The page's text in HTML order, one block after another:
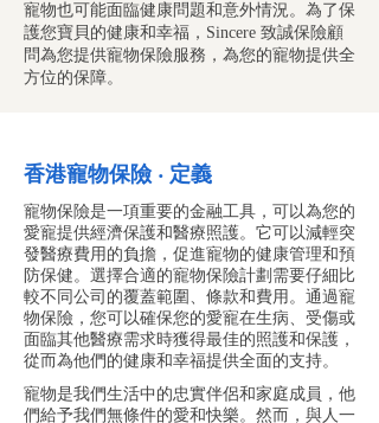
寵物也可能面臨健康問題和意外情況。為了保
護您寶貝的健康和幸福，Sincere 致誠保險顧
問為您提供寵物保險服務，為您的寵物提供全
方位的保障。
香港寵物保險 ‧ 定義
寵物保險是一項重要的金融工具，可以為您的
愛寵提供經濟保護和醫療照護。它可以減輕突
發醫療費用的負擔，促進寵物的健康管理和預
防保健。選擇合適的寵物保險計劃需要仔細比
較不同公司的覆蓋範圍、條款和費用。通過寵
物保險，您可以確保您的愛寵在生病、受傷或
面臨其他醫療需求時獲得最佳的照護和保護，
從而為他們的健康和幸福提供全面的支持。
寵物是我們生活中的忠實伴侶和家庭成員，他
們給予我們無條件的愛和快樂。然而，與人一